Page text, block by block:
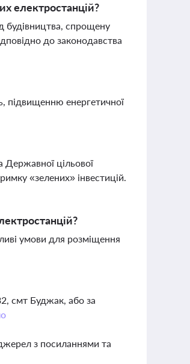
електростанцій?
будівництва, спрощену
до законодавства
підвищенню енергетичної
Державної цільової
«зелених» інвестицій.
умови для розміщення
смт Буджак, або за
з посиланнями та